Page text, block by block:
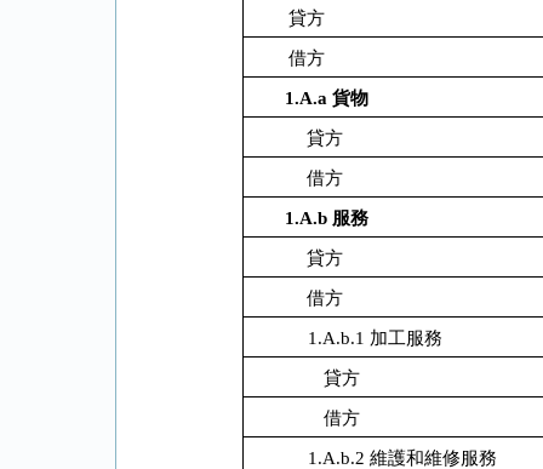
貸方
借方
1.A.a貨物
貸方
借方
1.A.b 服務
貸方
借方
1.A.b.1 加工服務
貸方
借方
1.A.b.2 維護和維修服務